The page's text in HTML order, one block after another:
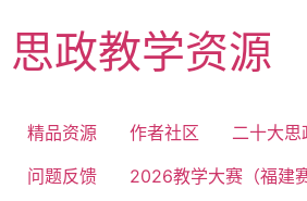
content
思政教学资源
精品资源 作者社区 二十大思
问题反馈
2026教学大赛（福建